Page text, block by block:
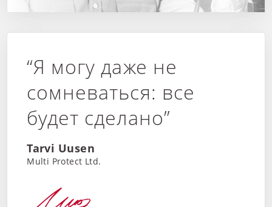
“Я могу даже не
сомневаться: все
будет сделано”
Tarvi Uusen
Multi Protect Ltd.